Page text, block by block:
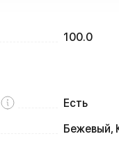
100.0
Есть
Бежевый,